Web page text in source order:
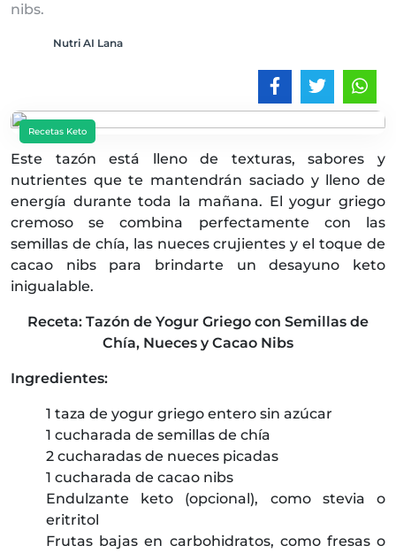
nibs.
Nutri AI Lana
Recetas Keto
Este tazón está lleno de texturas, sabores y
nutrientes que te mantendrán saciado y lleno de
energía durante toda la mañana. El yogur griego
cremoso se combina perfectamente con las
semillas de chía, las nueces crujientes y el toque de
cacao nibs para brindarte un desayuno keto
inigualable.
Receta: Tazón de Yogur Griego con Semillas de
Chía, Nueces y Cacao Nibs
Ingredientes:
1 taza de yogur griego entero sin azúcar
1 cucharada de semillas de chía
2 cucharadas de nueces picadas
1 cucharada de cacao nibs
Endulzante keto (opcional), como stevia o
eritritol
Frutas bajas en carbohidratos, como fresas o